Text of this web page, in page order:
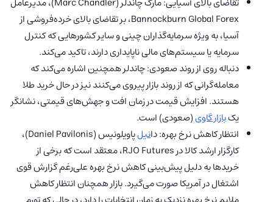
Bannockburn Global Forex، بر تقاضای بالای خرده‌فروشی از
آسیا، به ویژه سرمایه‌گذاران چینی و سایر کشورهایی که کنترل
سرمایه یا سیستم‌های مالی ناپایداری دارند، تاکید می‌کند.
دنباله روی از روند صعودی: چاندلر همچنین اشاره می‌کند که
معامله‌گرانی که از روند بازار پیروی می‌کنند نیز در حال خرید طلا
هستند. افزایش قیمت در زمان افت و جهش‌های قیمتی، نشانگر
یکبازار گاوی(صعودی) است.
انتظار کاهش نرخ بهره: دانیل
پاویلونیس (Daniel Pavilonis)،
کارگزار ارشد کالا در RJO Futures، معتقد است که برخی از
خریدها به دلیل پیش‌بینی کاهش نرخ بهره علی‌رغم گزارش قوی
اشتغال در آمریکا صورت می‌گیرد. بازار همچنان انتظار کاهش